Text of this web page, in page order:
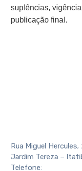
suplências,
publicação final.
Rua Miguel Hercules,
Jardim Tereza –
Telefone: